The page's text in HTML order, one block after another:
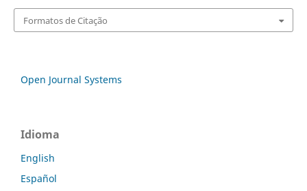
Formatos de Citação
Open Journal Systems
Idioma
English
Español